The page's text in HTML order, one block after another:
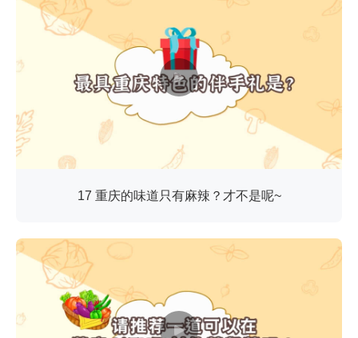
17 重庆的味道只有麻辣？才不是呢~